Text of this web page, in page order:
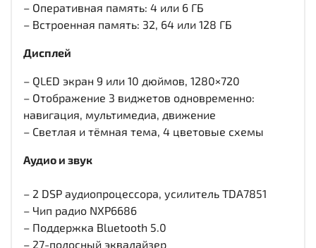
– Оперативная память: 4 или 6 ГБ
– Встроенная память: 32, 64 или 128 ГБ
Дисплей
– QLED экран 9 или 10 дюймов, 1280×720
– Отображение 3 виджетов одновременно:
навигация, мультимедиа, движение
– Светлая и тёмная тема, 4 цветовые схемы
Аудио и звук
– 2 DSP аудиопроцессора, усилитель TDA7851
– Чип радио NXP6686
– Поддержка Bluetooth 5.0
– 27-полосный эквалайзер